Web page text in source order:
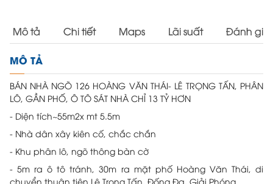
Mô tả Chi tiết Maps Lãi suất Đánh giá
MÔ TẢ
BÁN NHÀ NGÕ 126 HOÀNG VĂN THÁI- LÊ TRỌNG TẤN, PHÂN
LÔ, GẦN PHỐ, Ô TÔ SÁT NHÀ CHỈ 13 TỶ HƠN
- Diện tích~55m2x mt 5.5m
- Nhà dân xây kiên cố, chắc chắn
- Khu phân lô, ngõ thông bàn cờ
- 5m ra ô tô tránh, 30m ra mặt phố Hoàng Văn Thái, di
chuyển thuận tiện Lê Trọng Tấn, Đống Đa, Giải Phóng